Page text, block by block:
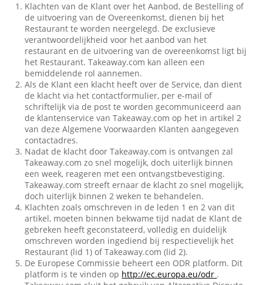
Klachten van de Klant over het Aanbod, de Bestelling of
de uitvoering van de Overeenkomst, dienen bij het
Restaurant te worden neergelegd. De exclusieve
verantwoordelijkheid voor het aanbod van het
restaurant en de uitvoering van de overeenkomst ligt bij
het Restaurant. Takeaway.com kan alleen een
bemiddelende rol aannemen.
Als de Klant een klacht heeft over de Service, dan dient
de klacht via het contactformulier, per e-mail of
schriftelijk via de post te worden gecommuniceerd aan
de klantenservice van Takeaway.com op het in artikel 2
van deze Algemene Voorwaarden Klanten aangegeven
contactadres.
Nadat de klacht door Takeaway.com is ontvangen zal
Takeaway.com zo snel mogelijk, doch uiterlijk binnen
een week, reageren met een ontvangstbevestiging.
Takeaway.com streeft ernaar de klacht zo snel mogelijk,
doch uiterlijk binnen 2 weken te behandelen.
Klachten zoals omschreven in de leden 1 en 2 van dit
artikel, moeten binnen bekwame tijd nadat de Klant de
gebreken heeft geconstateerd, volledig en duidelijk
omschreven worden ingediend bij respectievelijk het
Restaurant (lid 1) of Takeaway.com (lid 2).
De Europese Commissie beheert een ODR platform. Dit
platform is te vinden op http://ec.europa.eu/odr .